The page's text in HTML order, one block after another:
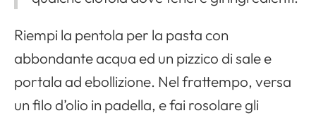
Riempi la pentola per la pasta con
abbondante acqua ed un pizzico di sale e
portala ad ebollizione. Nel frattempo, versa
un filo d’olio in padella, e fai rosolare gli